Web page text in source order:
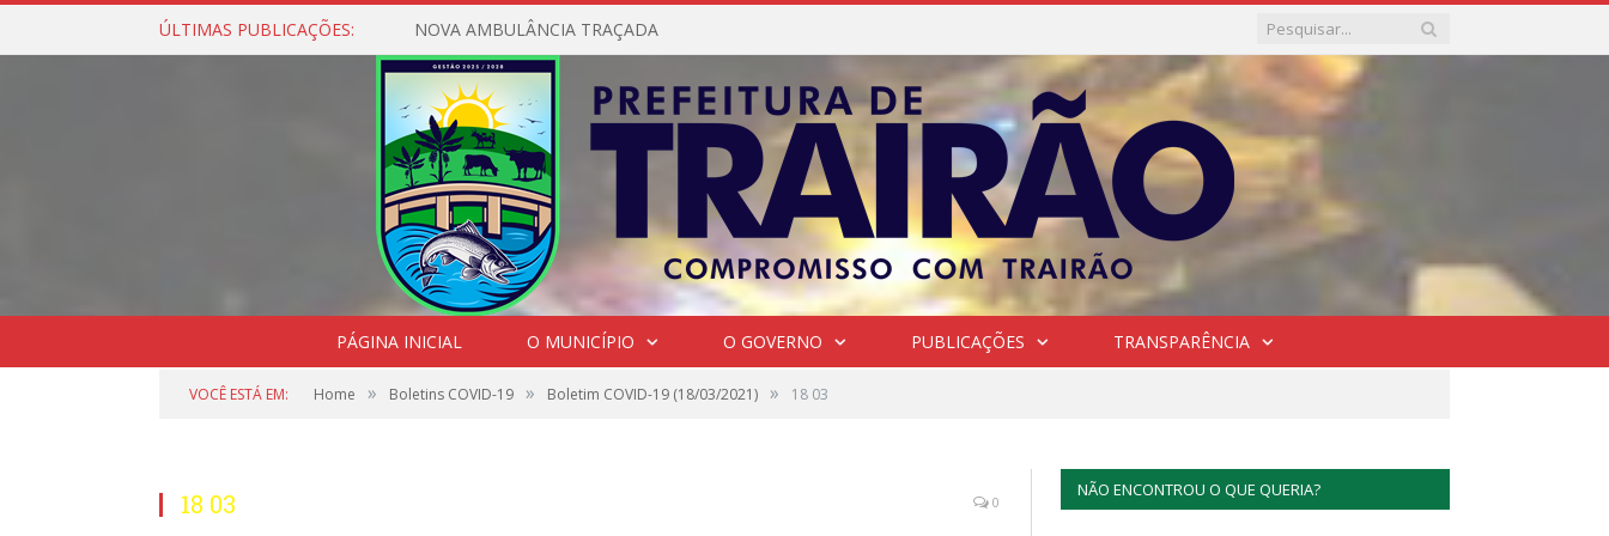
ÚLTIMAS PUBLICAÇÕES: NOVA AMBULÂNCIA TRAÇADA
PÁGINA INICIAL O MUNICÍPIO O GOVERNO PUBLICAÇÕES TRANSPARÊNCIA
VOCÊ ESTÁ EM: Home » Boletins COVID-19 » Boletim COVID-19 (18/03/2021) » 18 03
18 03 0
NÃO ENCONTROU O QUE QUERIA?